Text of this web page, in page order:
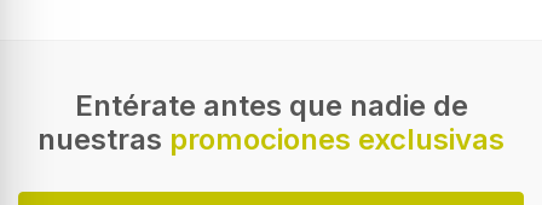
Entérate antes que nadie de
nuestras promociones exclusivas